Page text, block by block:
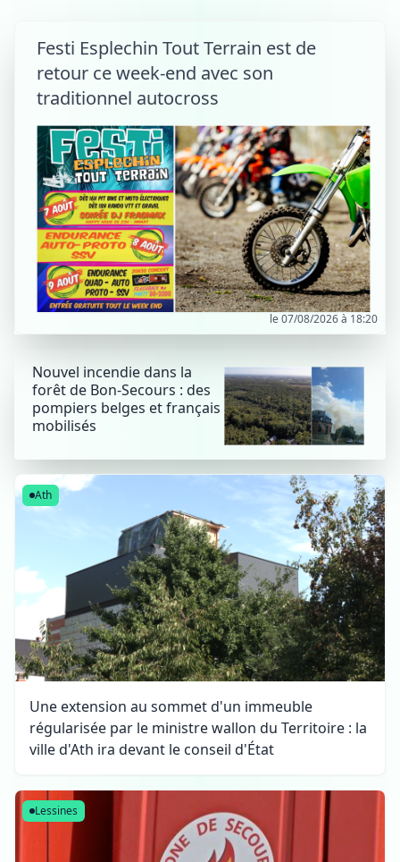
Festi Esplechin Tout Terrain est de
retour ce week-end avec son
traditionnel autocross
le 07/08/2026 à 18:20
Nouvel incendie dans la
forêt de Bon-Secours : des
pompiers belges et français
mobilisés
Ath
Une extension au sommet d'un immeuble
régularisée par le ministre wallon du Territoire : la
ville d'Ath ira devant le conseil d'État
Lessines